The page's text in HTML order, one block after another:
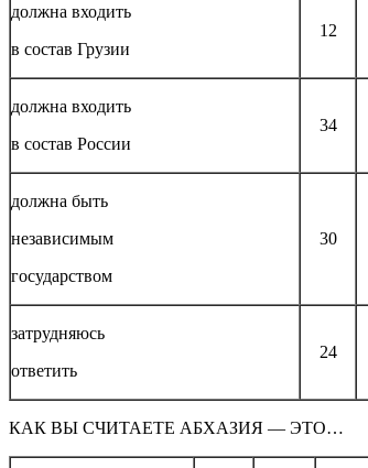
должна входить
в состав Грузии
12
должна входить
в состав России
34
должна быть
независимым
государством
30
затрудняюсь
ответить
24
КАК ВЫ СЧИТАЕТЕ АБХАЗИЯ — ЭТО…